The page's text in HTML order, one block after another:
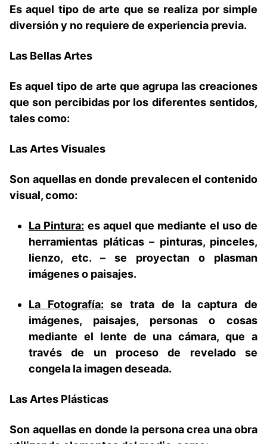
Es aquel tipo de arte que se realiza por simple
diversión y no requiere de experiencia previa.
Las Bellas Artes
Es aquel tipo de arte que agrupa las creaciones
que son percibidas por los diferentes sentidos,
tales como:
Las Artes Visuales
Son aquellas en donde prevalecen el contenido
visual, como:
La Pintura: es aquel que mediante el uso de
herramientas pláticas – pinturas, pinceles,
lienzo, etc. – se proyectan o plasman
imágenes o paisajes.
La Fotografía: se trata de la captura de
imágenes, paisajes, personas o cosas
mediante el lente de una cámara, que a
través de un proceso de revelado se
congela la imagen deseada.
Las Artes Plásticas
Son aquellas en donde la persona crea una obra